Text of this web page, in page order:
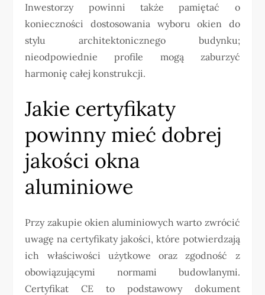
Inwestorzy powinni także pamiętać o
konieczności dostosowania wyboru okien do
stylu architektonicznego budynku;
nieodpowiednie profile mogą zaburzyć
harmonię całej konstrukcji.
Jakie certyfikaty
powinny mieć dobrej
jakości okna
aluminiowe
Przy zakupie okien aluminiowych warto zwrócić
uwagę na certyfikaty jakości, które potwierdzają
ich właściwości użytkowe oraz zgodność z
obowiązującymi normami budowlanymi.
Certyfikat CE to podstawowy dokument